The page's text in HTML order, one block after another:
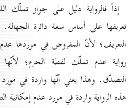
إذاً فالرواية دليل على جواز تملّك
تعريفها على أساس سعة دائرة
التعريف؛ لأنّ المفروض في موردها عدم
رواية عدم تملّك لقطة الحرم؛
التصدّق. وهذا يعني أنّها واردة في مورد
هذه الرواية واردة في مورد عدم إمكانية